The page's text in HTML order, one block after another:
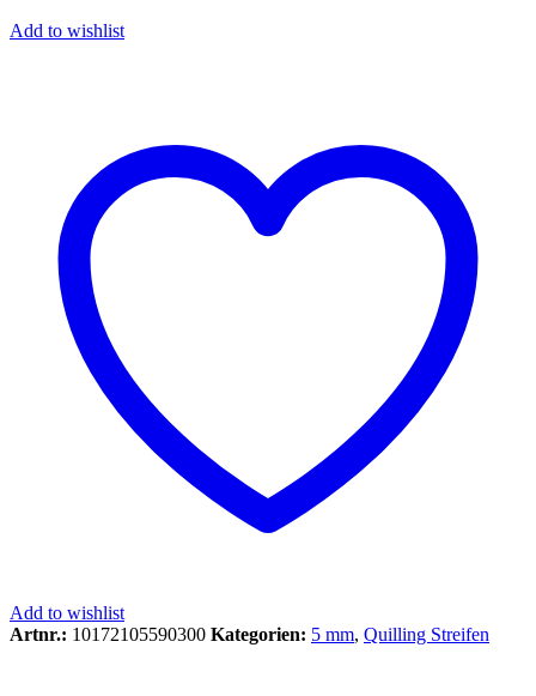
Add to wishlist
Add to wishlist
Artnr.: 10172105590300 Kategorien: 5 mm, Quilling Streifen